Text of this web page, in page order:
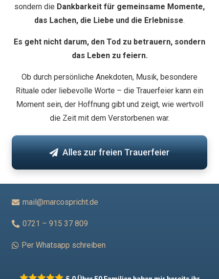
sondern die Dankbarkeit für gemeinsame Momente,
das Lachen, die Liebe und die Erlebnisse.
Es geht nicht darum, den Tod zu betrauern, sondern
das Leben zu feiern.
Ob durch persönliche Anekdoten, Musik, besondere
Rituale oder liebevolle Worte – die Trauerfeier kann ein
Moment sein, der Hoffnung gibt und zeigt, wie wertvoll
die Zeit mit dem Verstorbenen war.
Alles zur freien Trauerfeier
mail@marcospricht.de
0721 – 915 37 809
Per Whatsapp schreiben